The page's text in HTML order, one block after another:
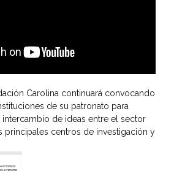
Carolina continuará convocando
de su patronato para
de ideas entre el sector
centros de investigación y